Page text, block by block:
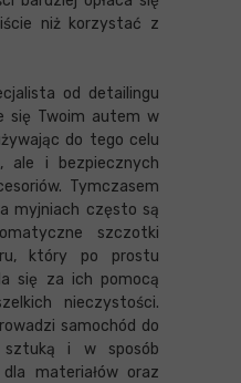
niż korzystać z
od detailingu
się Twoim autem w
do tego celu
ale i bezpiecznych
Tymczasem
myjniach często są
szczotki
który po prostu
się za ich pomocą
nieczystości.
samochód do
sztuką i w sposób
materiałów oraz